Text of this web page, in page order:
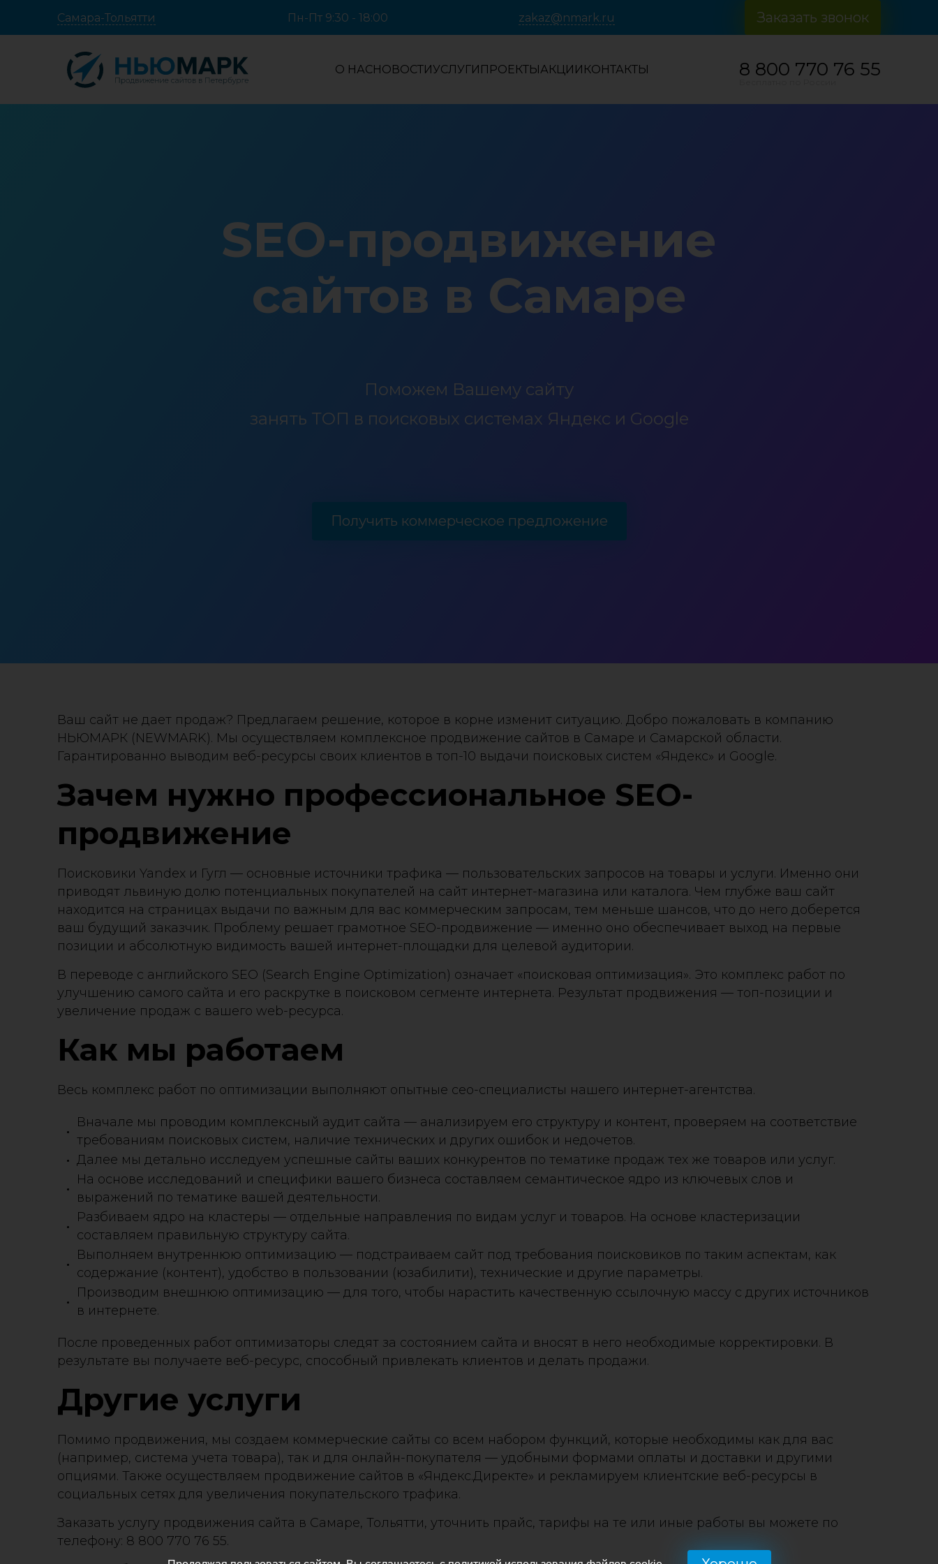
Самара-Тольятти Пн-Пт 9:30 - 18:00 zakaz@nmark.ru Заказать звонок
О НАСНОВОСТИУСЛУГИ ПРОЕКТЫАКЦИИ КОНТАКТЫ 8 800 770 76 55
SEO-продвижение
сайтов в Самаре
Поможем Вашему сайту
занять ТОП в поисковых системах Яндекс и Google
Получить коммерческое предложение
Ваш сайт не дает продаж? Предлагаем решение, которое в корне изменит ситуацию. Добро пожаловать в компанию
НЬЮМАРК (NEWMARK). Мы осуществляем комплексное продвижение сайтов в Самаре и Самарской области.
Гарантированно выводим веб-ресурсы своих клиентов в топ-10 выдачи поисковых систем «Яндекс» и Google.
Зачем нужно профессиональное SEO-
продвижение
Поисковики Yandex и Гугл — основные источники трафика — пользовательских запросов на товары и услуги. Именно они
приводят львиную долю потенциальных покупателей на сайт интернет-магазина или каталога. Чем глубже ваш сайт
находится на страницах выдачи по важным для вас коммерческим запросам, тем меньше шансов, что до него доберется
ваш будущий заказчик. Проблему решает грамотное SEO-продвижение — именно оно обеспечивает выход на первые
позиции и абсолютную видимость вашей интернет-площадки для целевой аудитории.
В переводе с английского SEO (Search Engine Optimization) означает «поисковая оптимизация». Это комплекс работ по
улучшению самого сайта и его раскрутке в поисковом сегменте интернета. Результат продвижения — топ-позиции и
увеличение продаж с вашего web-ресурса.
Как мы работаем
Весь комплекс работ по оптимизации выполняют опытные сео-специалисты нашего интернет-агентства.
Вначале мы проводим комплексный аудит сайта — анализируем его структуру и контент, проверяем на соответствие
требованиям поисковых систем, наличие технических и других ошибок и недочетов.
Далее мы детально исследуем успешные сайты ваших конкурентов по тематике продаж тех же товаров или услуг.
На основе исследований и специфики вашего бизнеса составляем семантическое ядро из ключевых слов и
выражений по тематике вашей деятельности.
Разбиваем ядро на кластеры — отдельные направления по видам услуг и товаров. На основе кластеризации
составляем правильную структуру сайта.
Выполняем внутреннюю оптимизацию — подстраиваем сайт под требования поисковиков по таким аспектам, как
содержание (контент), удобство в пользовании (юзабилити), технические и другие параметры.
Производим внешнюю оптимизацию — для того, чтобы нарастить качественную ссылочную массу с других источников
в интернете.
После проведенных работ оптимизаторы следят за состоянием сайта и вносят в него необходимые корректировки. В
результате вы получаете веб-ресурс, способный привлекать клиентов и делать продажи.
Другие услуги
Помимо продвижения, мы создаем коммерческие сайты со всем набором функций, которые необходимы как для вас
(например, система учета товара), так и для онлайн-покупателя — удобными формами оплаты и доставки и другими
опциями. Также осуществляем продвижение сайтов в «Яндекс.Директе» и рекламируем клиентские веб-ресурсы в
социальных сетях для увеличения покупательского трафика.
Заказать услугу продвижения сайта в Самаре, Тольятти, уточнить прайс, тарифы на те или иные работы вы можете по
телефону: 8 800 770 76 55.